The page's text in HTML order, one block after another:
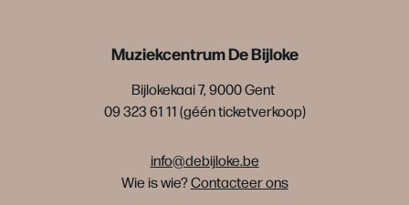
Muziekcentrum De Bijloke
Bijlokekaai 7, 9000 Gent
09 323 61 11 (géén ticketverkoop)
info@debijloke.be
Wie is wie?Contacteer ons